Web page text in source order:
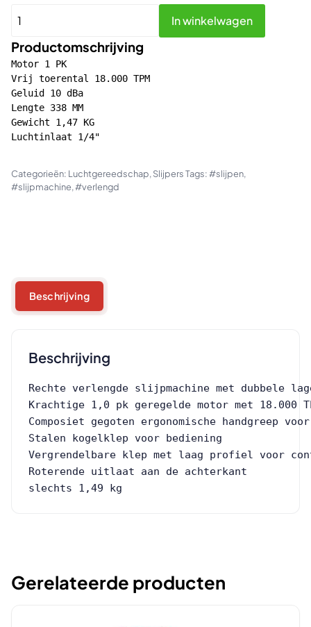
€656,00.
€455,00.
Productomschrijving
Motor 1 PK
Vrij toerental 18.000 TPM
Geluid 10 dBa
Lengte 338 MM
Gewicht 1,47 KG
Luchtinlaat 1/4"
Tools
UT100S-
18-
6
Pneumatische
verlengde
horizontale
slijpmachine
mm
aantal
In winkelwagen
Categorieën: Luchtgereedschap, SlijpersTags:#slijpen,
#slijpmachine,#verlengd
Beschrijving
Beschrijving
Rechte verlengde slijpmachine met dubbele
Krachtige 1,0 pk geregelde motor met 18.000
Composiet gegoten ergonomische handgreep
Stalen kogelklep voor bediening
Vergrendelbare klep met laag profiel voor
Roterende uitlaat aan de achterkant
slechts 1,49 kg
Gerelateerde producten